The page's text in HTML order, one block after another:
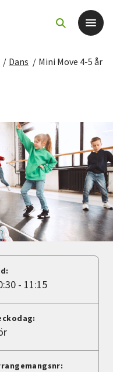
/ Dans / Mini Move 4-5 år
- 11:15